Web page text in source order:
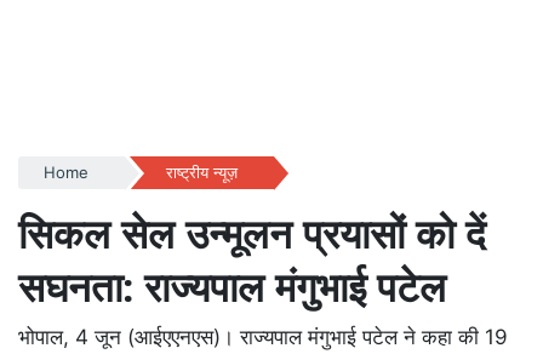
Home राष्ट्रीय न्यूज़
सिकल सेल उन्मूलन प्रयासों को दें
सघनता: राज्यपाल मंगुभाई पटेल
भोपाल, 4 जून (आईएएनएस)। राज्यपाल मंगुभाई पटेल ने कहा की 19